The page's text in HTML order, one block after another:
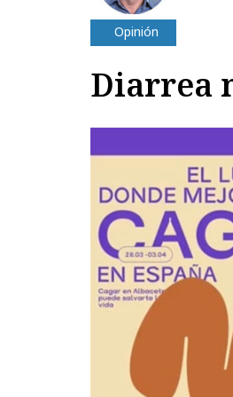
Opinión
Diarrea